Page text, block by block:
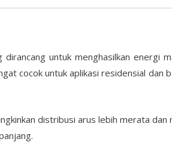
untuk menghasilkan energi
cocok untuk aplikasi residensial dan
distribusi arus lebih merata dan